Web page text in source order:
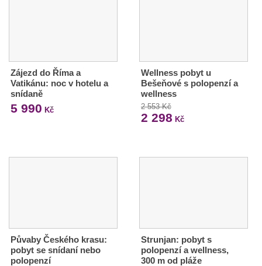
Zájezd do Říma a
Vatikánu: noc v hotelu a
snídaně
5 990 Kč
Wellness pobyt u
Bešeňové s polopenzí a
wellness
2 553 Kč
2 298 Kč
Půvaby Českého krasu:
pobyt se snídaní nebo
polopenzí
Strunjan: pobyt s
polopenzí a wellness,
300 m od pláže